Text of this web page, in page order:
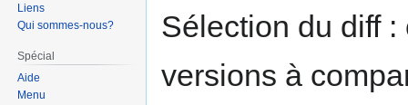
navigation
recherche
Sélection du diff
versions à
Liens
Qui sommes-nous?
Spécial
Aide
Menu